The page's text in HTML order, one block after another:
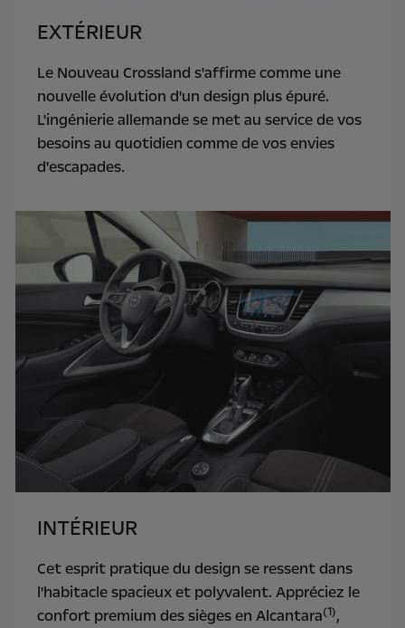
EXTÉRIEUR
Le Nouveau Crossland s'affirme comme une
nouvelle évolution d'un design plus épuré.
L'ingénierie allemande se met au service de vos
besoins au quotidien comme de vos envies
d'escapades.
INTÉRIEUR
Cet esprit pratique du design se ressent dans
l'habitacle spacieux et polyvalent. Appréciez le
confort premium des sièges en Alcantara(1),